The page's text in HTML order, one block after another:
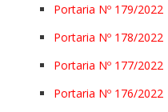
Portaria Nº 179/2022
Portaria Nº 178/2022
Portaria Nº 177/2022
Portaria Nº 176/2022